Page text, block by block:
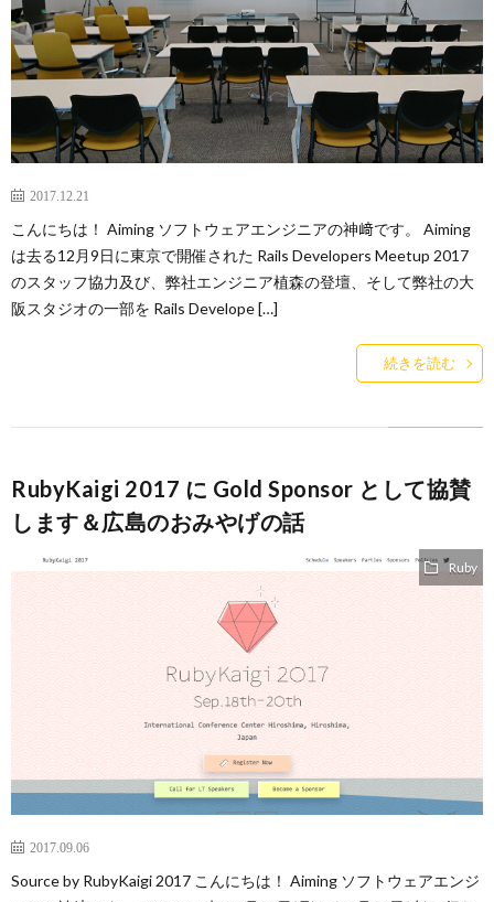
2017.12.21
こんにちは！ Aiming ソフトウェアエンジニアの神﨑です。 Aiming
は去る12月9日に東京で開催された Rails Developers Meetup 2017
のスタッフ協力及び、弊社エンジニア植森の登壇、そして弊社の大
阪スタジオの一部を Rails Develope […]
続きを読む
RubyKaigi 2017 に Gold Sponsor として協賛
します＆広島のおみやげの話
Ruby
2017.09.06
Source by RubyKaigi 2017 こんにちは！ Aiming ソフトウェアエンジ